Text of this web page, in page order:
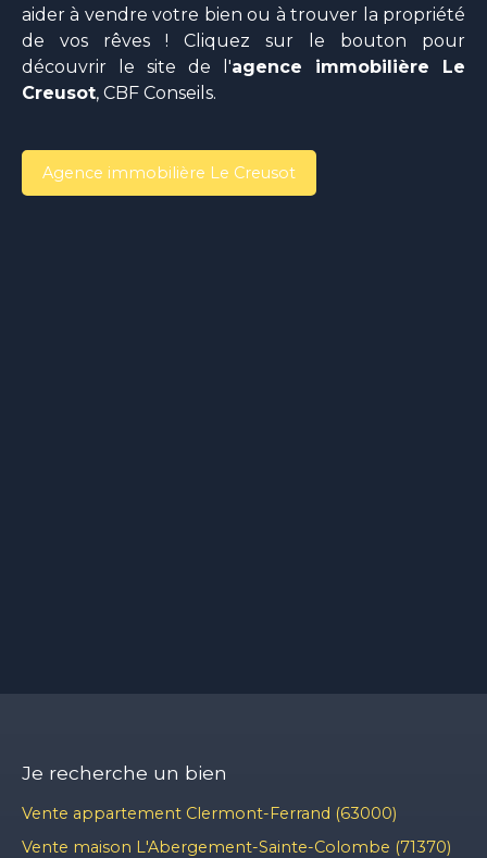
aider à vendre votre bien ou à trouver la propriété
de vos rêves ! Cliquez sur le bouton pour
découvrir le site de l'agence immobilière Le
Creusot, CBF Conseils.
Agence immobilière Le Creusot
Je recherche un bien
Vente appartement Clermont-Ferrand (63000)
Vente maison L'Abergement-Sainte-Colombe (71370)